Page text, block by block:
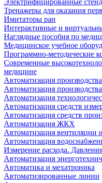
Электрифицированные
Тренажеры для оказания
Имитаторы ран
Интерактивные и
Наглядные пособия по
Медицинское учебное
Программно-методические
Современные
медицине
Автоматизация
Автоматизация производства
Автоматизация
Автоматизация средств
Автоматизация средств
Автоматизация ЖКХ
Автоматизация вентиляции
Автоматизация
Измерение расхода.
Автоматизация
Автоматика и мехатроника
Автоматизированные линии